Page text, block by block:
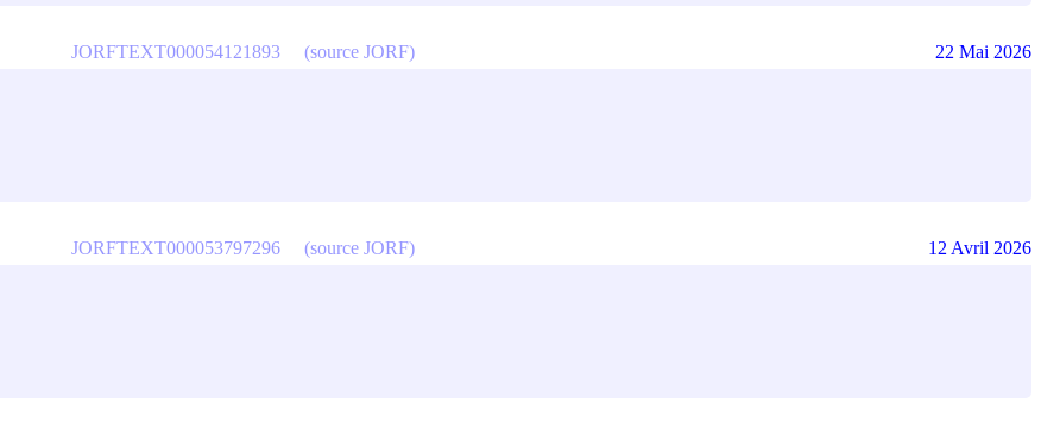
JORFTEXT000054121893 (source JORF) 22 Mai 2026
JORFTEXT000053797296 (source JORF) 12 Avril 2026